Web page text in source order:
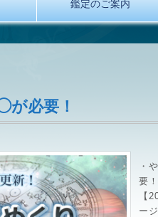
鑑定のご案内
必要！
・
要
【
ー